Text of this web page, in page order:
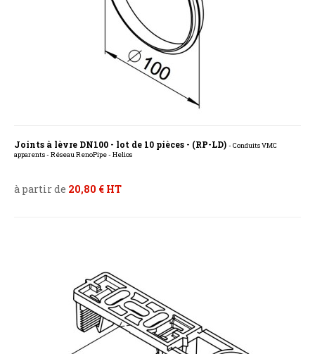
Joints à lèvre DN100 - lot de 10 pièces - (RP-LD) - Conduits VMC
apparents - Réseau RenoPipe - Helios
à partir de 20,80 € HT